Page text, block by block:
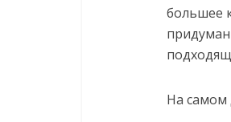
большее
На самом